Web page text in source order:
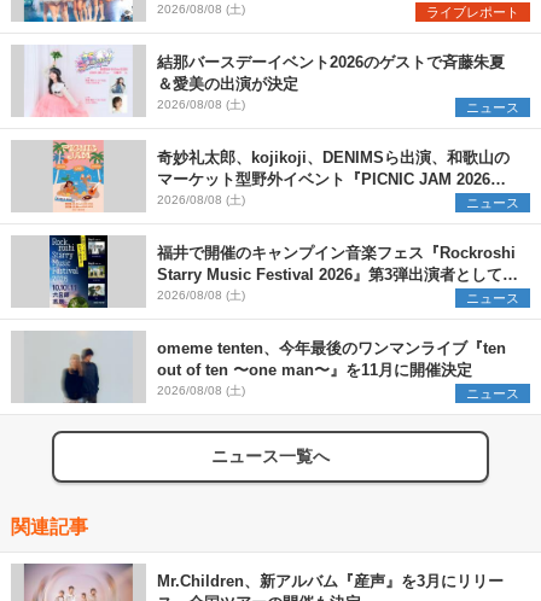
Onephony新体制1st Oneman Live はじまりの夏
＞
2026/08/08 (土) ライブレポート
結那バースデーイベント2026のゲストで斉藤朱夏
＆愛美の出演が決定
2026/08/08 (土) ニュース
奇妙礼太郎、kojikoji、DENIMSら出演、和歌山の
マーケット型野外イベント『PICNIC JAM 2026』
早割チケット発売開始
2026/08/08 (土) ニュース
福井で開催のキャンプイン音楽フェス『Rockroshi
Starry Music Festival 2026』第3弾出演者として
SCOOBIE DO、かりゆし58、Reiを発表
2026/08/08 (土) ニュース
omeme tenten、今年最後のワンマンライブ『ten
out of ten 〜one man〜』を11月に開催決定
2026/08/08 (土) ニュース
ニュース一覧へ
関連記事
Mr.Children、新アルバム『産声』を3月にリリー